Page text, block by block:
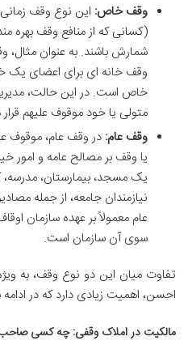
وقف خاص: این نوع وقف
(کسانی که از منافع وقف
شمارش باشند. به عنوان مثال،
وقف خانه ای برای اعضای یک
خاص است. در این حالت،
متولی یا خود موقوف علیهم
وقف عام: در وقف عام، موقوف
یا وقف بر مصالح عامه و
یک مسجد، بیمارستان، مدرسه،
نیازمندان جامعه، از جمله
عام معمولاً بر عهده سازمان
سوی آن سازمان است.
تفاوت میان این دو نوع وقف، به
احسن، اهمیت زیادی دارد که در
مالکیت در املاک وقفی: چه کسی